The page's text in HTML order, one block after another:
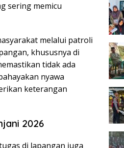
sering memicu
melalui patroli
khususnya di
tidak ada
nyawa
keterangan
2026
di lapangan juga